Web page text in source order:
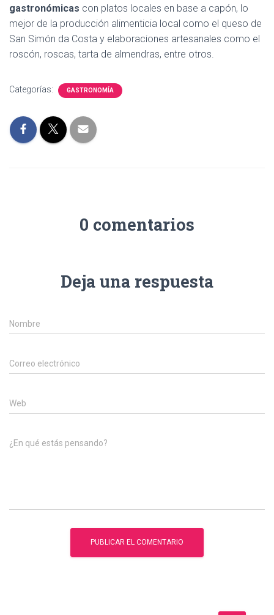
gastronómicas con platos locales en base a capón, lo
mejor de la producción alimenticia local como el queso de
San Simón da Costa y elaboraciones artesanales como el
roscón, roscas, tarta de almendras, entre otros.
Categorías: GASTRONOMÍA
0 comentarios
Deja una respuesta
Nombre
Correo electrónico
Web
¿En qué estás pensando?